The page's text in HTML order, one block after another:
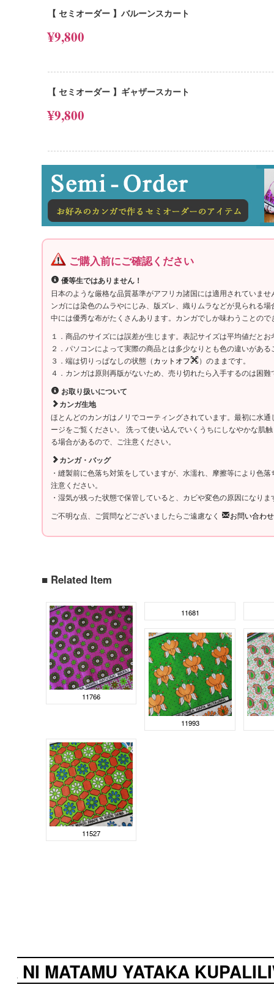
【 セミオーダー 】バルーンスカート
¥9,800
【 セミオーダー 】ギャザースカート
¥9,800
ご購入前にご確認ください
優等生ではありません！
日本のような厳格な品質基準がアフリカ諸国には適用されていま
ンガには染色のムラやにじみ、版ズレ、織りムラなどが見られる
中には優秀な布がたくさんあります。カンガでしか味わうことの
１．商品のサイズには誤差が生じます。表記サイズは平均値だと
２．パソコンによって実際の商品とは多少なりとも色の違いがあ
３．端は切りっぱなしの状態（カットオフ
）のままです。
４．カンガは原則再版がないため、売り切れたら入手するのは困
お取り扱いについて
カンガ生地
ほとんどのカンガはノリでコーティングされています。最初に水
ージをご覧ください。 洗って使い込んでいくうちにしなやかな肌
る場合があるので、ご注意ください。
カンガ・バッグ
・縫製前に色落ち対策をしていますが、水濡れ、摩擦等により色
注意ください。
・湿気が残った状態で保管していると、カビや変色の原因になり
ご不明な点、ご質問などございましたらご遠慮なく
お問い合わせ
■ Related Item
11766
11681
11993
11527
MATAMU YATAKA KUPALILIWA